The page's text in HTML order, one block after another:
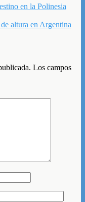
en la Polinesia
altura en Argentina
Los campos